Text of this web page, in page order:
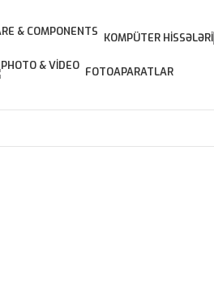
KOMPÜTER HISSƏLƏRI
FOTOAPARATLAR